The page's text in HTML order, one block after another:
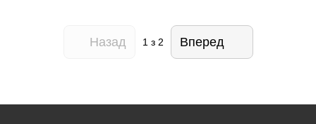
Назад 1з 2 Вперед